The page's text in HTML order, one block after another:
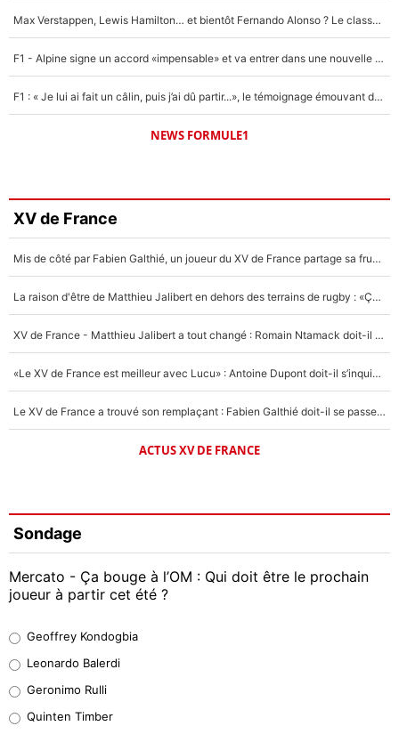
Max Verstappen, Lewis Hamilton… et bientôt Fernando Alonso ? Le classement des pilotes les mieux payés en Formule 1 risque de changer !
F1 - Alpine signe un accord «impensable» et va entrer dans une nouvelle dimension : Grande nouvelle pour Pierre Gasly !
F1 : « Je lui ai fait un câlin, puis j’ai dû partir...», le témoignage émouvant de Max Verstappen sur sa fille
NEWS FORMULE1
XV de France
Mis de côté par Fabien Galthié, un joueur du XV de France partage sa frustration : «ils ne me l’ont pas dit tout de suite»
La raison d'être de Matthieu Jalibert en dehors des terrains de rugby : «Ça m'atteint autant que si tu touches à un membre de ma famille»
XV de France - Matthieu Jalibert a tout changé : Romain Ntamack doit-il s’inquiéter pour sa place à un an de la Coupe du monde ?
«Le XV de France est meilleur avec Lucu» : Antoine Dupont doit-il s’inquiéter pour sa place ?
Le XV de France a trouvé son remplaçant : Fabien Galthié doit-il se passer d'Antoine Dupont ?
ACTUS XV DE FRANCE
Sondage
Mercato - Ça bouge à l’OM : Qui doit être le prochain
joueur à partir cet été ?
38%
32%
Geoffrey Kondogbia
Leonardo Balerdi
Geronimo Rulli
Quinten Timber